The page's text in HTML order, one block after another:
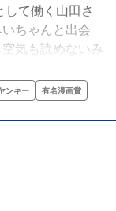
て働く山田さ
ちゃんと出会
気も読めないみ
」のレッテルを
いちゃんの姿
ーー。※第1話
はフィクション
ンキー 有名漫画賞